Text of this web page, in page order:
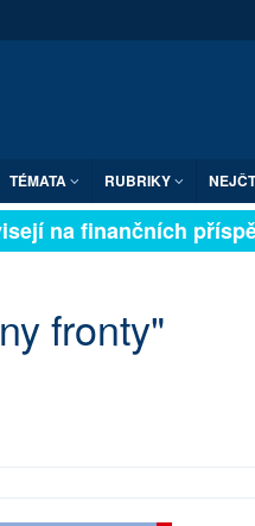
TÉMATA RUBRIKY
na finančních
fronty"